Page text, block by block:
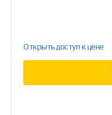
Открыть доступ к цене